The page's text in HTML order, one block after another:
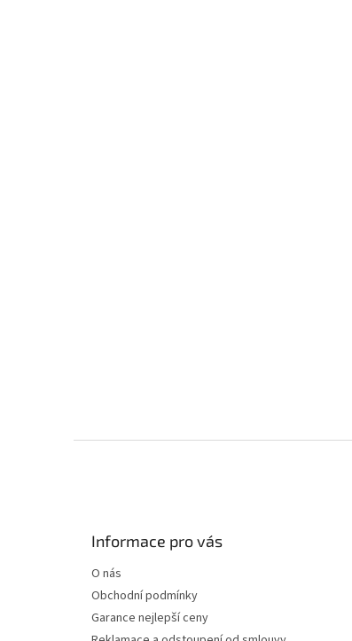
Informace pro vás
O nás
Obchodní podmínky
Garance nejlepší ceny